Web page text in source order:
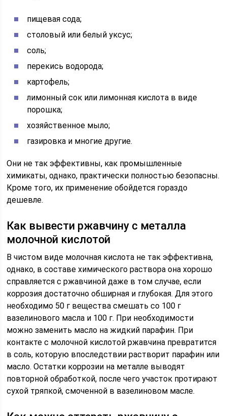
пищевая сода;
столовый или белый уксус;
соль;
перекись водорода;
картофель;
лимонный сок или лимонная кислота в виде
порошка;
хозяйственное мыло;
газировка и многие другие.
Они не так эффективны, как промышленные
химикаты, однако, практически полностью безопасны.
Кроме того, их применение обойдется гораздо
дешевле.
Как вывести ржавчину с металла
молочной кислотой
В чистом виде молочная кислота не так эффективна,
однако, в составе химического раствора она хорошо
справляется с ржавчиной даже в том случае, если
коррозия достаточно обширная и глубокая. Для этого
необходимо 50 г вещества смешать со 100 г
вазелинового масла и 100 г. При необходимости
можно заменить масло на жидкий парафин. При
контакте с молочной кислотой ржавчина превратится
в соль, которую впоследствии растворит парафин или
масло. Остатки коррозии на металле выводят
повторной обработкой, после чего участок протирают
сухой тряпкой, смоченной в вазелиновом масле.